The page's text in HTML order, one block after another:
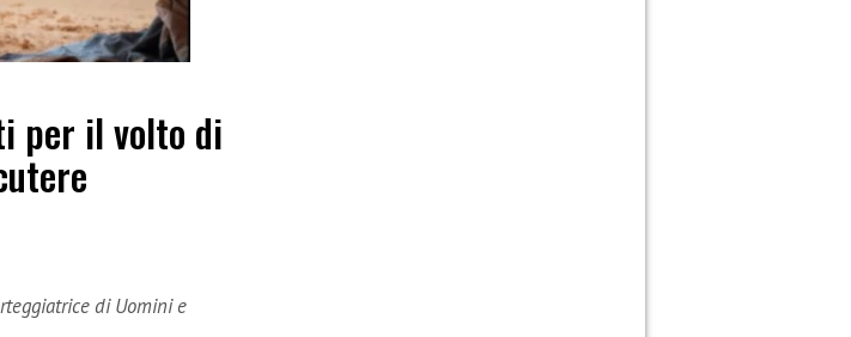
per il volto di
di Uomini e